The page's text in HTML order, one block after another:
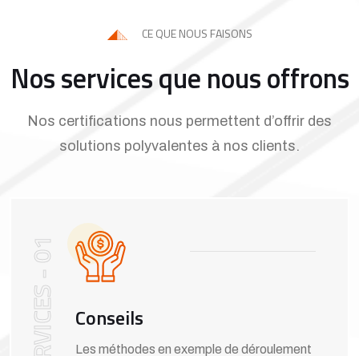
CE QUE NOUS FAISONS
Nos services que nous offrons
Nos certifications nous permettent d’offrir des
solutions polyvalentes à nos clients.
SERVICES - 01 Conseils
Les méthodes en exemple de déroulement